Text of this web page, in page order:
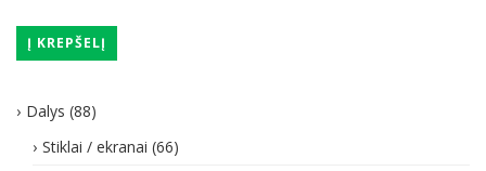
Į KREPŠELĮ
Dalys (88)
Stiklai / ekranai (66)